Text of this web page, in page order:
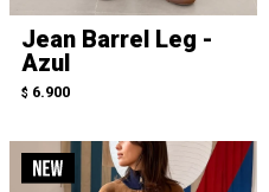
Jean Barrel Leg -
Azul
$ 6.900